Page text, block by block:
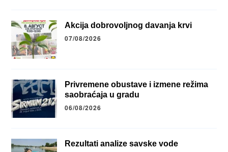
Akcija dobrovoljnog davanja krvi
07/08/2026
Privremene obustave i izmene režima
saobraćaja u gradu
06/08/2026
Rezultati analize savske vode